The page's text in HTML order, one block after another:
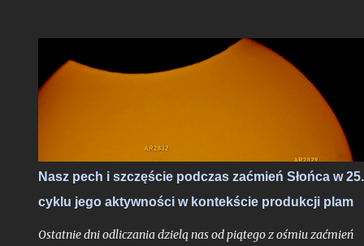
postanowiłem opisać teraz jeszcze szerzej w ramach całego
na blogu, albowiem stanowi ono bardzo interesujące zadanie
obserwacyjne, do wykonania którego chciałbym dziś zachęcić
zwłaszcza tych z Was, którzy mieszkają nad Morzem
Nasz pech i szczęście podczas zaćmień Słońca w 25.
cyklu jego aktywności w kontekście produkcji plam
Ostatnie dni odliczania dzielą nas od piątego z ośmiu zaćmień